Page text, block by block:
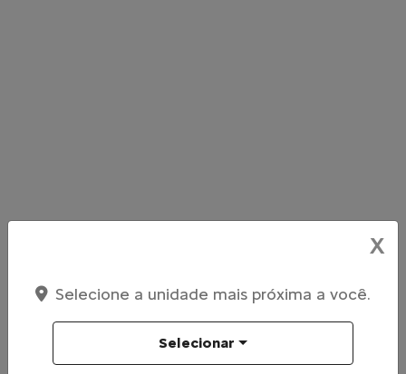
X
Selecione a unidade mais próxima a você.
Selecionar